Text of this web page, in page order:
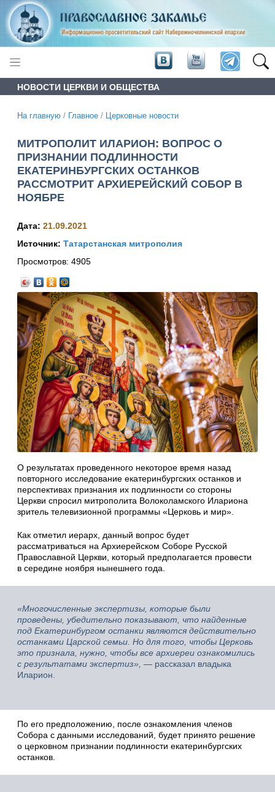
НОВОСТИ ЦЕРКВИ И ОБЩЕСТВА
На главную / Главное / Церковные новости
МИТРОПОЛИТ ИЛАРИОН: ВОПРОС О
ПРИЗНАНИИ ПОДЛИННОСТИ
ЕКАТЕРИНБУРГСКИХ ОСТАНКОВ
РАССМОТРИТ АРХИЕРЕЙСКИЙ СОБОР В
НОЯБРЕ
Дата: 21.09.2021
Источник: Татарстанская митрополия
Просмотров: 4905
О результатах проведенного некоторое время назад
повторного исследование екатеринбургских останков и
перспективах признания их подлинности со стороны
Церкви спросил митрополита Волоколамского Илариона
зритель телевизионной программы «Церковь и мир».
Как отметил иерарх, данный вопрос будет
рассматриваться на Архиерейском Соборе Русской
Православной Церкви, который предполагается провести
в середине ноября нынешнего года.
«Многочисленные экспертизы, которые были
проведены, убедительно показывают, что найденные
под Екатеринбургом останки являются действительно
останками Царской семьи. Но для того, чтобы Церковь
это признала, нужно, чтобы все архиереи ознакомились
с результатами экспертиз», — рассказал владыка
Иларион.
По его предположению, после ознакомления членов
Собора с данными исследований, будет принято решение
о церковном признании подлинности екатеринбургских
останков.